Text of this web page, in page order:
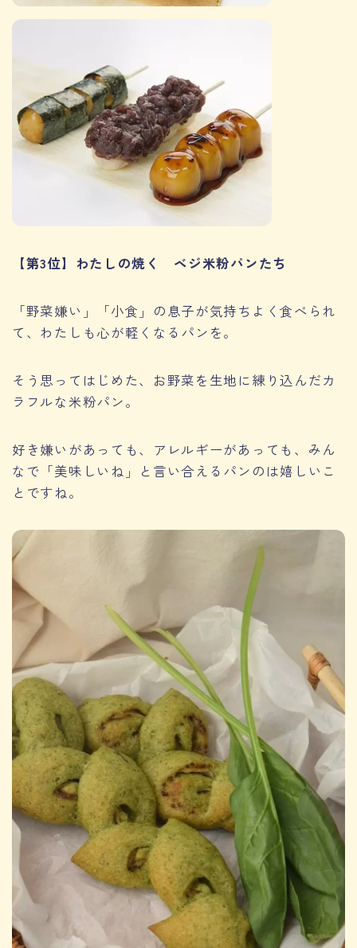
【第3位】わたしの焼く ベジ米粉パンたち
「野菜嫌い」「小食」の息子が気持ちよく食べられ
て、わたしも心が軽くなるパンを。
そう思ってはじめた、お野菜を生地に練り込んだカ
ラフルな米粉パン。
好き嫌いがあっても、アレルギーがあっても、みん
なで「美味しいね」と言い合えるパンのは嬉しいこ
とですね。